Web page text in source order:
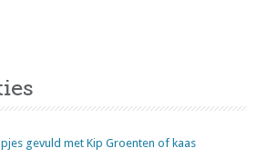
gevuld met Kip Groenten of kaas